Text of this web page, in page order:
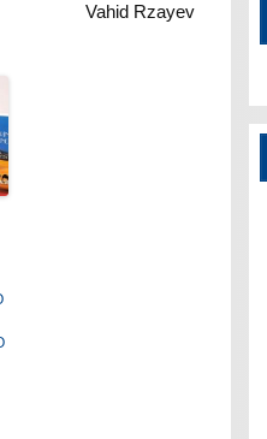
Vahid Rzayev